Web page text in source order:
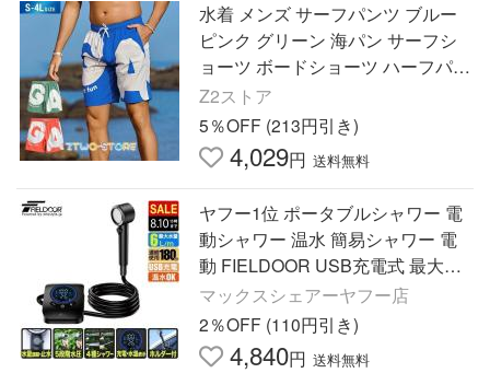
水着 メンズ サーフパンツ ブルー
ピンク グリーン 海パン サーフシ
ョーツ ボードショーツ ハーフパン
ツ 大きいサイズ 膝丈 ひざ丈 プー
ル 海 海水浴 サーフィン
Z2ストア
5％OFF (213円引き)
4,029円 送料無料
ヤフー1位 ポータブルシャワー 電
動シャワー 温水 簡易シャワー 電
動 FIELDOOR USB充電式 最大連
続180分 アウトドア キャンプ 海
災害用 1年保証 送料無料
マックスシェアーヤフー店
2％OFF (110円引き)
4,840円 送料無料